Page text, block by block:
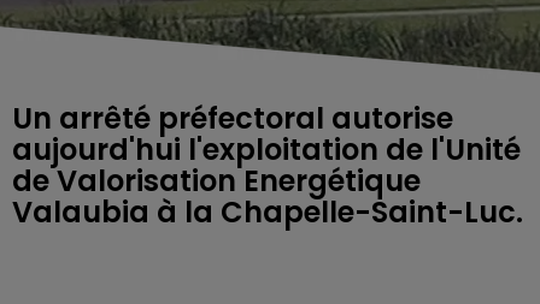
Un arrêté préfectoral autorise
aujourd'hui l'exploitation de l'Unité
de Valorisation Energétique
Valaubia à la Chapelle-Saint-Luc.